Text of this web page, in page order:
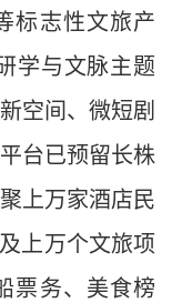
标志性文旅产
学与文脉主题
空间、微短剧
台已预留长株
上万家酒店民
上万个文旅项
票务、美食榜